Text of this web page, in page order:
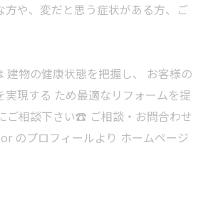
方や、変だと思う症状がある方、ご
建物の健康状態を把握し、 お客様の
実現する ため最適なリフォームを提
ご相談下さい☎ ご相談・お問合わせ
プロフィールより ホームページ